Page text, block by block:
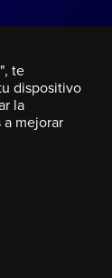
te
dispositivo
la
a mejorar